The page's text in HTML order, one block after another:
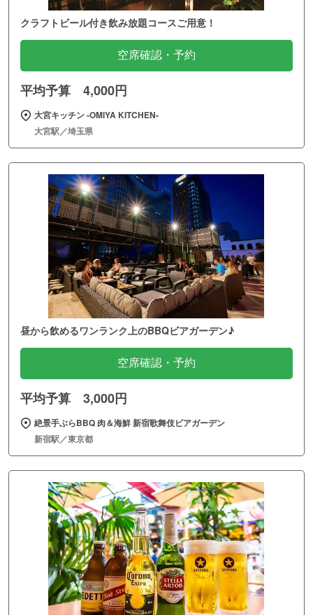
クラフトビール付き飲み放題コースご用意！
空席確認・予約
平均予算 4,000円
大宮キッチン ‐OMIYA KITCHEN‐
大宮駅／埼玉県
昼から飲めるワンランク上のBBQビアガーデン♪
空席確認・予約
平均予算 3,000円
絶景手ぶらBBQ 肉＆海鮮 新宿歌舞伎ビアガーデン
新宿駅／東京都